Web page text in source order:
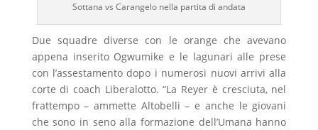
Sottana vs Carangelo nella partita di andata
Due squadre diverse con le orange che avevano
appena inserito Ogwumike e le lagunari alle prese
con l’assestamento dopo i numerosi nuovi arrivi alla
corte di coach Liberalotto. “La Reyer è cresciuta, nel
frattempo – ammette Altobelli – e anche le giovani
che sono in seno alla formazione dell’Umana hanno